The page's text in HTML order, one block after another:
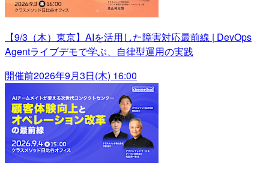
【9/3（木）東京】AIを活用した障害対応最前線 | DevOps
Agentライブデモで学ぶ、自律型運用の実践
開催前2026年9月3日(木) 16:00